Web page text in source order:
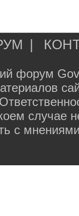
форум
случае
с